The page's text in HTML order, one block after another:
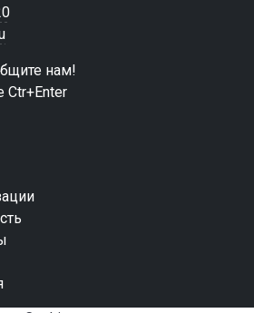
нам!
Ctr+Enter